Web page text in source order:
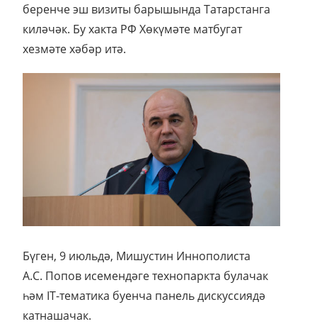
беренче эш визиты барышында Татарстанга
киләчәк. Бу хакта РФ Хөкүмәте матбугат
хезмәте хәбәр итә.
Бүген, 9 июльдә, Мишустин Иннополиста
А.С. Попов исемендәге технопаркта булачак
һәм IT-тематика буенча панель дискуссиядә
катнашачак.